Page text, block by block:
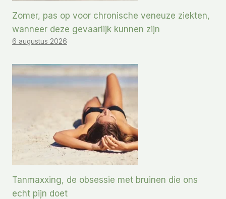
Zomer, pas op voor chronische veneuze ziekten,
wanneer deze gevaarlijk kunnen zijn
6 augustus 2026
Tanmaxxing, de obsessie met bruinen die ons
echt pijn doet